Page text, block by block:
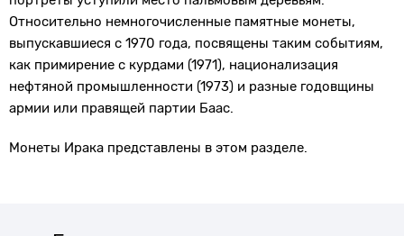
Относительно немногочисленные памятные монеты,
выпускавшиеся с 1970 года, посвящены таким событиям,
как примирение с курдами (1971), национализация
нефтяной промышленности (1973) и разные годовщины
армии или правящей партии Баас.
Монеты Ирака представлены в этом разделе.